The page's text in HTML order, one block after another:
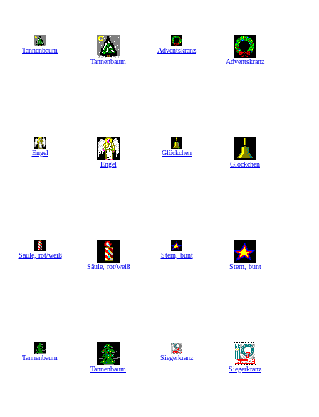
Tannenbaum
Tannenbaum
Adventskranz
Adventskranz
Engel
Engel
Glöckchen
Glöckchen
Säule, rot/weiß
Säule, rot/weiß
Stern, bunt
Stern, bunt
Tannenbaum
Tannenbaum
Siegerkranz
Siegerkranz